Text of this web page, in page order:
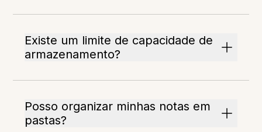
Existe um limite de capacidade de
armazenamento?
Posso organizar minhas notas em
pastas?